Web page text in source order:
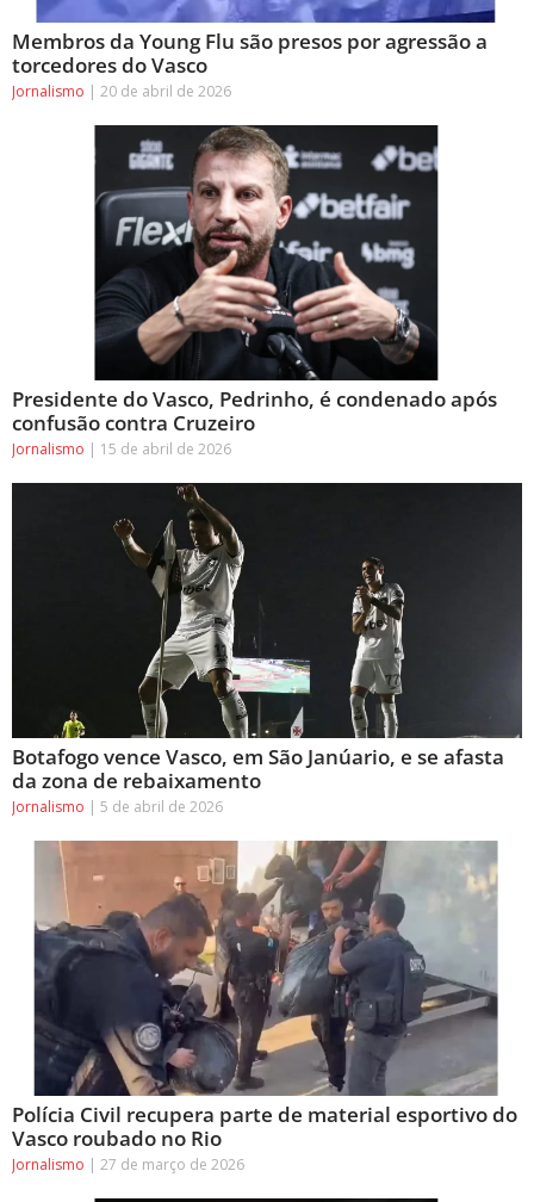
Membros da Young Flu são presos por agressão a
torcedores do Vasco
Jornalismo 20 de abril de 2026
Presidente do Vasco, Pedrinho, é condenado após
confusão contra Cruzeiro
Jornalismo 15 de abril de 2026
Botafogo vence Vasco, em São Janúario, e se afasta
da zona de rebaixamento
Jornalismo 5 de abril de 2026
Polícia Civil recupera parte de material esportivo do
Vasco roubado no Rio
Jornalismo 27 de março de 2026